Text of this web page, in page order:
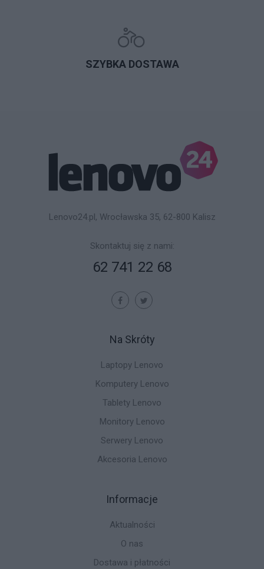
SZYBKA DOSTAWA
Lenovo24.pl, Wrocławska 35, 62-800 Kalisz
Skontaktuj się z nami:
62 741 22 68
Na Skróty
Laptopy Lenovo
Komputery Lenovo
Tablety Lenovo
Monitory Lenovo
Serwery Lenovo
Akcesoria Lenovo
Informacje
Aktualności
O nas
Dostawa i płatności